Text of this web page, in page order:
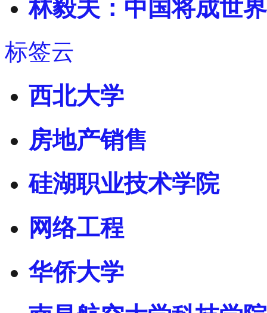
林毅夫：中国将成世
标签云
西北大学
房地产销售
硅湖职业技术学院
网络工程
华侨大学